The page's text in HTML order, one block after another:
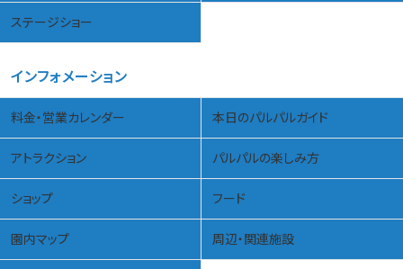
ステージショー
インフォメーション
料金・営業カレンダー 本日のパルパルガイド
アトラクション パルパルの楽しみ方
ショップ フード
園内マップ 周辺・関連施設